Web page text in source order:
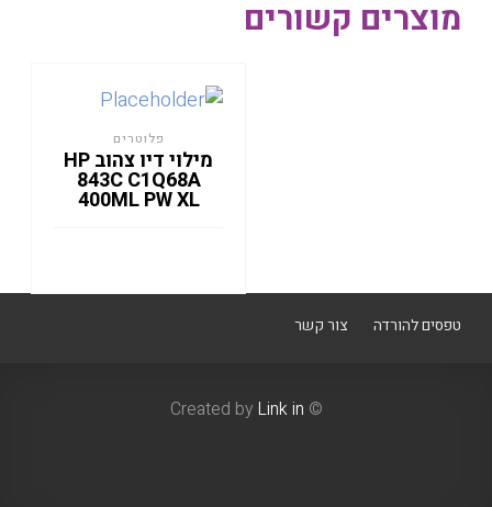
מוצרים קשורים
פלוטרים
מילוי דיו צהוב HP
843C C1Q68A
400ML PW XL
טפסים להורדה צור קשר
© Created by
Link in